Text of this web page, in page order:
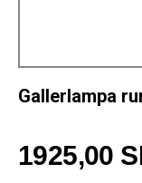
Gallerlampa
1925,00